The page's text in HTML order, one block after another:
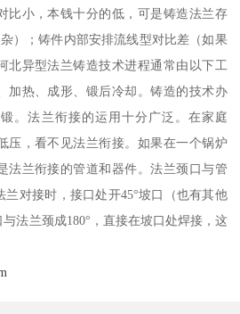
比小，本钱十分的低，可是铸造法兰存
）；铸件内部安排流线型对比差（如果
北异型法兰铸造技术进程通常由以下工
加热、成形、锻后冷却。铸造的技术办
。法兰衔接的运用十分广泛。在家庭
压，看不见法兰衔接。如果在一个锅炉
法兰衔接的管道和器件。法兰颈口与管
对接时，接口处开45°坡口（也有其他
法兰颈成180°，直接在坡口处焊接，这